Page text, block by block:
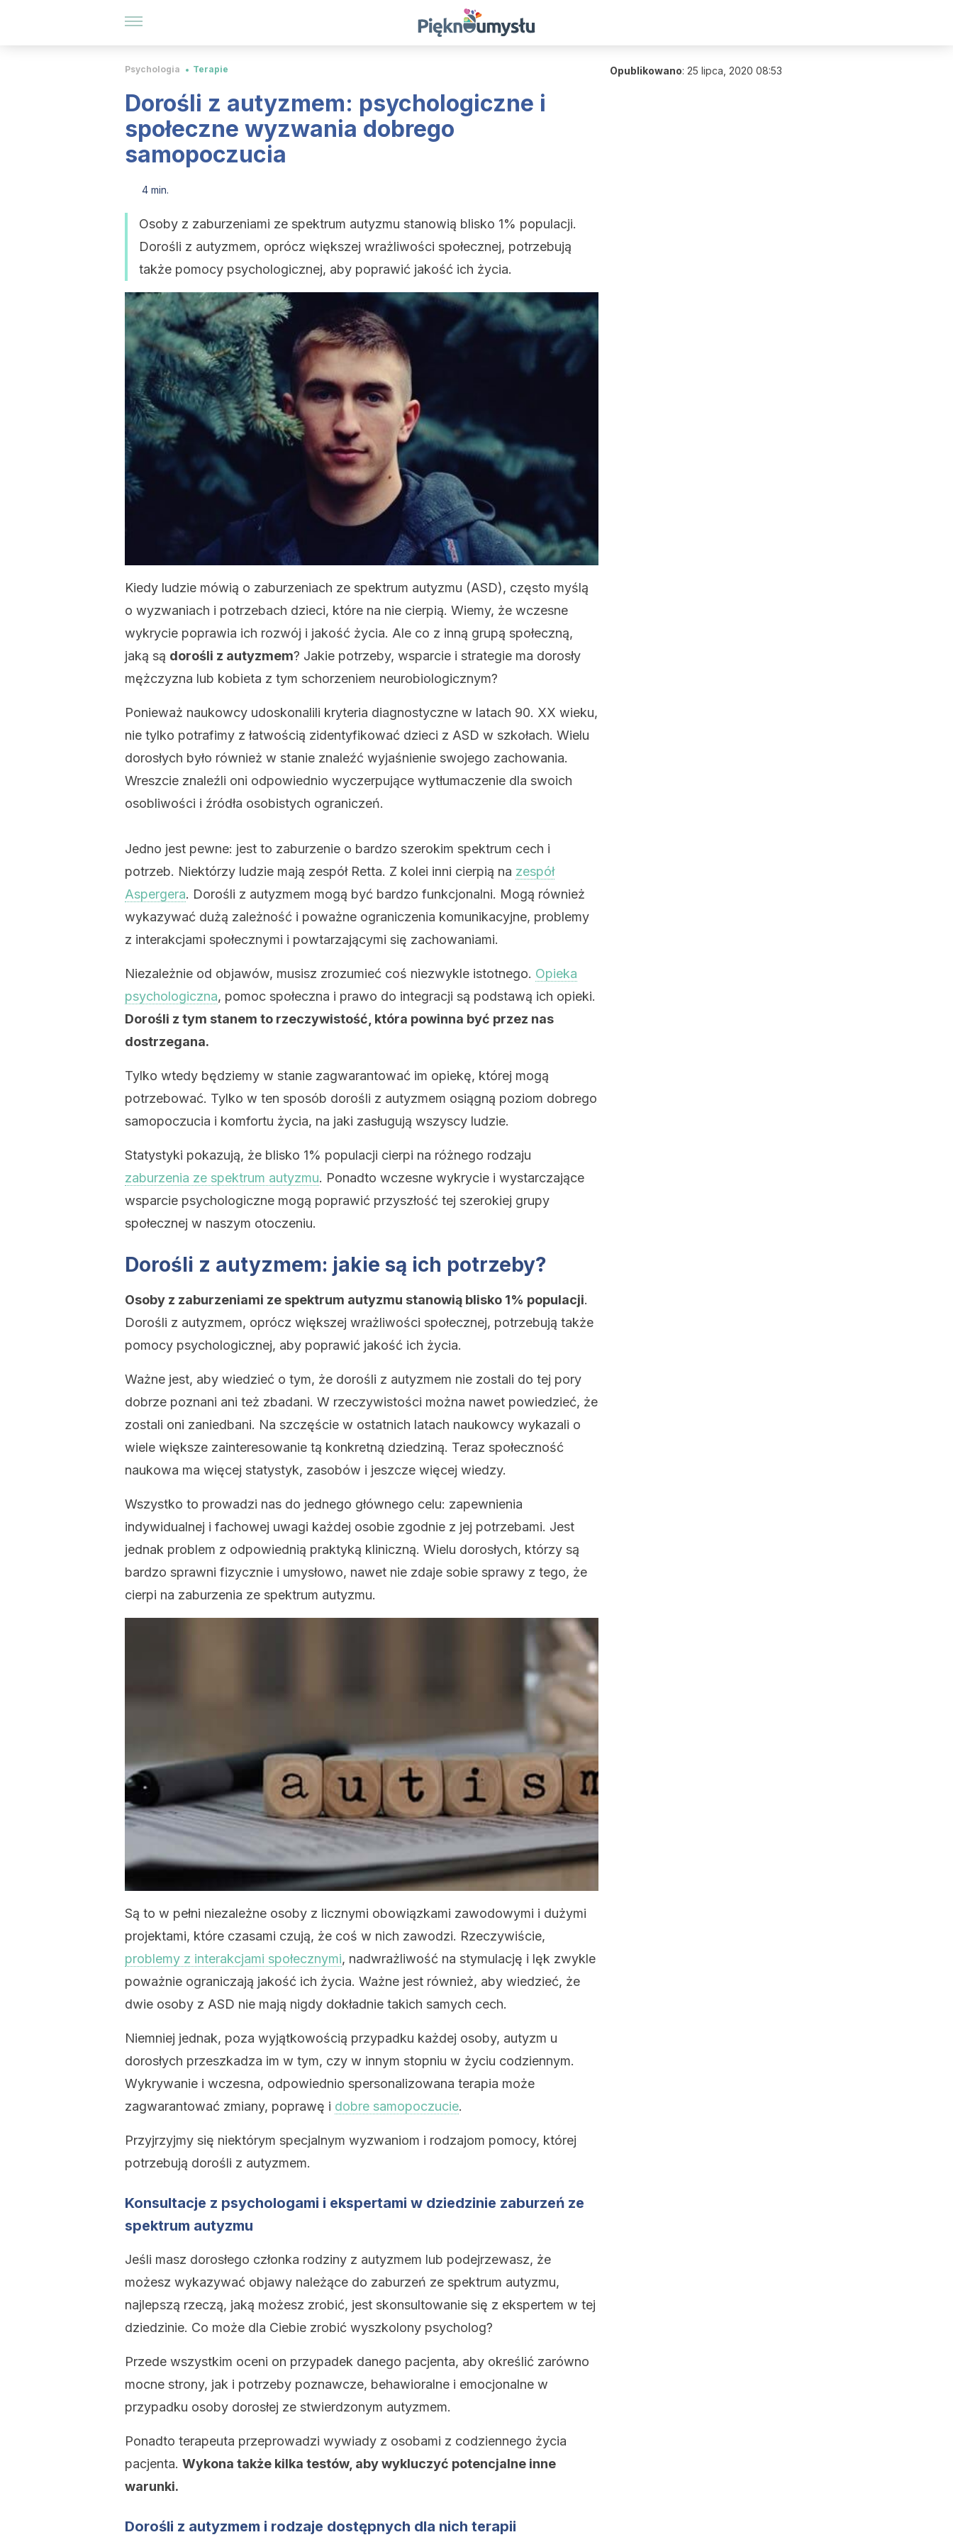
Psychologia Terapie
Dorośli z autyzmem: psychologiczne i
społeczne wyzwania dobrego
samopoczucia
4 min.
Osoby z zaburzeniami ze spektrum autyzmu stanowią blisko 1% populacji.
Dorośli z autyzmem, oprócz większej wrażliwości społecznej, potrzebują
także pomocy psychologicznej, aby poprawić jakość ich życia.
Kiedy ludzie mówią o zaburzeniach ze spektrum autyzmu (ASD), często myślą
o wyzwaniach i potrzebach dzieci, które na nie cierpią. Wiemy, że wczesne
wykrycie poprawia ich rozwój i jakość życia. Ale co z inną grupą społeczną,
jaką są dorośli z autyzmem? Jakie potrzeby, wsparcie i strategie ma dorosły
mężczyzna lub kobieta z tym schorzeniem neurobiologicznym?
Ponieważ naukowcy udoskonalili kryteria diagnostyczne w latach 90. XX wieku,
nie tylko potrafimy z łatwością zidentyfikować dzieci z ASD w szkołach. Wielu
dorosłych było również w stanie znaleźć wyjaśnienie swojego zachowania.
Wreszcie znaleźli oni odpowiednio wyczerpujące wytłumaczenie dla swoich
osobliwości i źródła osobistych ograniczeń.
Jedno jest pewne: jest to zaburzenie o bardzo szerokim spektrum cech i
potrzeb. Niektórzy ludzie mają zespół Retta. Z kolei inni cierpią na zespół
Aspergera. Dorośli z autyzmem mogą być bardzo funkcjonalni. Mogą również
wykazywać dużą zależność i poważne ograniczenia komunikacyjne, problemy
z interakcjami społecznymi i powtarzającymi się zachowaniami.
Niezależnie od objawów, musisz zrozumieć coś niezwykle istotnego. Opieka
psychologiczna, pomoc społeczna i prawo do integracji są podstawą ich opieki.
Dorośli z tym stanem to rzeczywistość, która powinna być przez nas
dostrzegana.
Tylko wtedy będziemy w stanie zagwarantować im opiekę, której mogą
potrzebować. Tylko w ten sposób dorośli z autyzmem osiągną poziom dobrego
samopoczucia i komfortu życia, na jaki zasługują wszyscy ludzie.
Statystyki pokazują, że blisko 1% populacji cierpi na różnego rodzaju
zaburzenia ze spektrum autyzmu. Ponadto wczesne wykrycie i wystarczające
wsparcie psychologiczne mogą poprawić przyszłość tej szerokiej grupy
społecznej w naszym otoczeniu.
Dorośli z autyzmem: jakie są ich potrzeby?
Osoby z zaburzeniami ze spektrum autyzmu stanowią blisko 1% populacji.
Dorośli z autyzmem, oprócz większej wrażliwości społecznej, potrzebują także
pomocy psychologicznej, aby poprawić jakość ich życia.
Ważne jest, aby wiedzieć o tym, że dorośli z autyzmem nie zostali do tej pory
dobrze poznani ani też zbadani. W rzeczywistości można nawet powiedzieć, że
zostali oni zaniedbani. Na szczęście w ostatnich latach naukowcy wykazali o
wiele większe zainteresowanie tą konkretną dziedziną. Teraz społeczność
naukowa ma więcej statystyk, zasobów i jeszcze więcej wiedzy.
Wszystko to prowadzi nas do jednego głównego celu: zapewnienia
indywidualnej i fachowej uwagi każdej osobie zgodnie z jej potrzebami. Jest
jednak problem z odpowiednią praktyką kliniczną. Wielu dorosłych, którzy są
bardzo sprawni fizycznie i umysłowo, nawet nie zdaje sobie sprawy z tego, że
cierpi na zaburzenia ze spektrum autyzmu.
Są to w pełni niezależne osoby z licznymi obowiązkami zawodowymi i dużymi
projektami, które czasami czują, że coś w nich zawodzi. Rzeczywiście,
problemy z interakcjami społecznymi, nadwrażliwość na stymulację i lęk zwykle
poważnie ograniczają jakość ich życia. Ważne jest również, aby wiedzieć, że
dwie osoby z ASD nie mają nigdy dokładnie takich samych cech.
Niemniej jednak, poza wyjątkowością przypadku każdej osoby, autyzm u
dorosłych przeszkadza im w tym, czy w innym stopniu w życiu codziennym.
Wykrywanie i wczesna, odpowiednio spersonalizowana terapia może
zagwarantować zmiany, poprawę i dobre samopoczucie.
Przyjrzyjmy się niektórym specjalnym wyzwaniom i rodzajom pomocy, której
potrzebują dorośli z autyzmem.
Konsultacje z psychologami i ekspertami w dziedzinie zaburzeń ze
spektrum autyzmu
Jeśli masz dorosłego członka rodziny z autyzmem lub podejrzewasz, że
możesz wykazywać objawy należące do zaburzeń ze spektrum autyzmu,
najlepszą rzeczą, jaką możesz zrobić, jest skonsultowanie się z ekspertem w tej
dziedzinie. Co może dla Ciebie zrobić wyszkolony psycholog?
Przede wszystkim oceni on przypadek danego pacjenta, aby określić zarówno
mocne strony, jak i potrzeby poznawcze, behawioralne i emocjonalne w
przypadku osoby dorosłej ze stwierdzonym autyzmem.
Ponadto terapeuta przeprowadzi wywiady z osobami z codziennego życia
pacjenta. Wykona także kilka testów, aby wykluczyć potencjalne inne
warunki.
Dorośli z autyzmem i rodzaje dostępnych dla nich terapii
Opublikowano: 25 lipca, 2020 08:53